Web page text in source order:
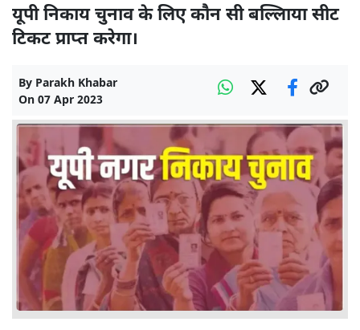
यूपी निकाय चुनाव के लिए कौन सी बल्लािया सीट
टिकट प्राप्त करेगा।
By Parakh Khabar
On 07 Apr 2023